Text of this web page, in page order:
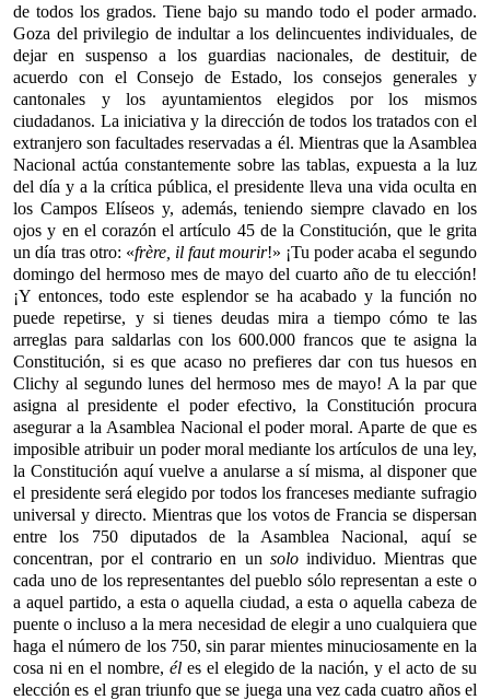
de todos los grados. Tiene bajo su mando todo el poder armado.
Goza del privilegio de indultar a los delincuentes individuales, de
dejar en suspenso a los guardias nacionales, de destituir, de
acuerdo con el Consejo de Estado, los consejos generales y
cantonales y los ayuntamientos elegidos por los mismos
ciudadanos. La iniciativa y la dirección de todos los tratados con el
extranjero son facultades reservadas a él. Mientras que la Asamblea
Nacional actúa constantemente sobre las tablas, expuesta a la luz
del día y a la crítica pública, el presidente lleva una vida oculta en
los Campos Elíseos y, además, teniendo siempre clavado en los
ojos y en el corazón el artículo 45 de la Constitución, que le grita
un día tras otro: «frère, il faut mourir!» ¡Tu poder acaba el segundo
domingo del hermoso mes de mayo del cuarto año de tu elección!
¡Y entonces, todo este esplendor se ha acabado y la función no
puede repetirse, y si tienes deudas mira a tiempo cómo te las
arreglas para saldarlas con los 600.000 francos que te asigna la
Constitución, si es que acaso no prefieres dar con tus huesos en
Clichy al segundo lunes del hermoso mes de mayo! A la par que
asigna al presidente el poder efectivo, la Constitución procura
asegurar a la Asamblea Nacional el poder moral. Aparte de que es
imposible atribuir un poder moral mediante los artículos de una ley,
la Constitución aquí vuelve a anularse a sí misma, al disponer que
el presidente será elegido por todos los franceses mediante sufragio
universal y directo. Mientras que los votos de Francia se dispersan
entre los 750 diputados de la Asamblea Nacional, aquí se
concentran, por el contrario en un soloindividuo. Mientras que
cada uno de los representantes del pueblo sólo representan a este o
a aquel partido, a esta o aquella ciudad, a esta o aquella cabeza de
puente o incluso a la mera necesidad de elegir a uno cualquiera que
haga el número de los 750, sin parar mientes minuciosamente en la
cosa ni en el nombre, éles el elegido de la nación, y el acto de su
elección es el gran triunfo que se juega una vez cada cuatro años el